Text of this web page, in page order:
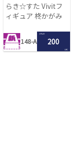
らき☆すた Vivitフ
ィギュア 柊かがみ
148-A
1 PLAY
200
LRC